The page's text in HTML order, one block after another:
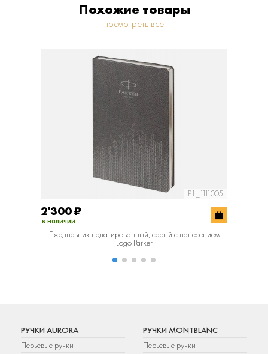
Похожие товары
посмотреть все
P1_1111005
2'300₽
в наличии
Ежедневник недатированный, серый c нанесением
Logo Parker
РУЧКИ AURORA
Перьевые ручки
РУЧКИ MONTBLANC
Перьевые ручки